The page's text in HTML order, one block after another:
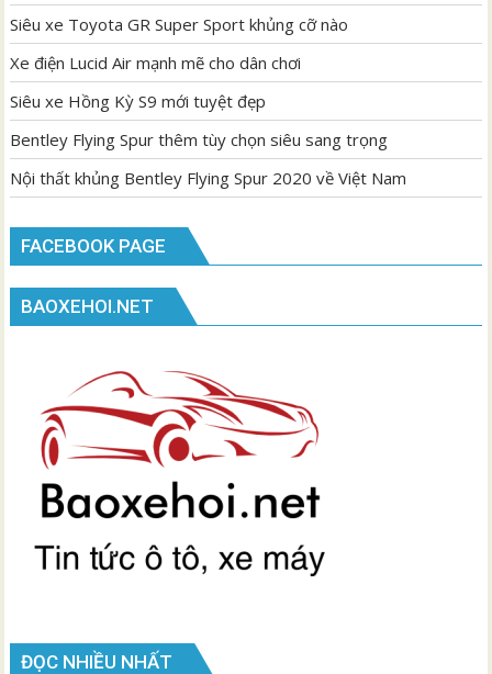
Siêu xe Toyota GR Super Sport khủng cỡ nào
Xe điện Lucid Air mạnh mẽ cho dân chơi
Siêu xe Hồng Kỳ S9 mới tuyệt đẹp
Bentley Flying Spur thêm tùy chọn siêu sang trọng
Nội thất khủng Bentley Flying Spur 2020 về Việt Nam
FACEBOOK PAGE
BAOXEHOI.NET
ĐỌC NHIỀU NHẤT